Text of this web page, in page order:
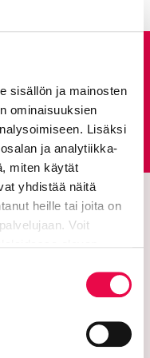
sisällön ja mainosten
ominaisuuksien
Lisäksi
ja analytiikka-
miten käytät
yhdistää näitä
heille tai joita on
Voit
ulkoiselle